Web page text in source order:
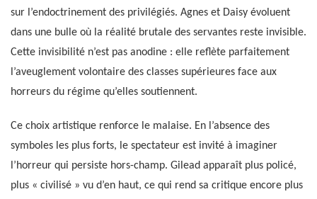
sur l’endoctrinement des privilégiés. Agnes et Daisy évoluent
dans une bulle où la réalité brutale des servantes reste invisible.
Cette invisibilité n’est pas anodine : elle reflète parfaitement
l’aveuglement volontaire des classes supérieures face aux
horreurs du régime qu’elles soutiennent.
Ce choix artistique renforce le malaise. En l’absence des
symboles les plus forts, le spectateur est invité à imaginer
l’horreur qui persiste hors-champ. Gilead apparaît plus policé,
plus « civilisé » vu d’en haut, ce qui rend sa critique encore plus